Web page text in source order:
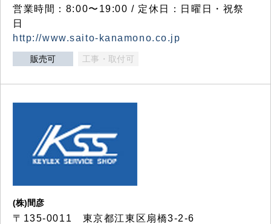
営業時間：8:00〜19:00 / 定休日：日曜日・祝祭
日
http://www.saito-kanamono.co.jp
販売可 工事・取付可
(株)間彦
〒135-0011 東京都江東区扇橋3-2-6